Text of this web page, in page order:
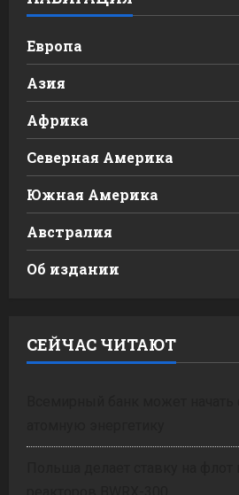
Европа
Азия
Африка
Северная Америка
Южная Америка
Австралия
Об издании
СЕЙЧАС ЧИТАЮТ